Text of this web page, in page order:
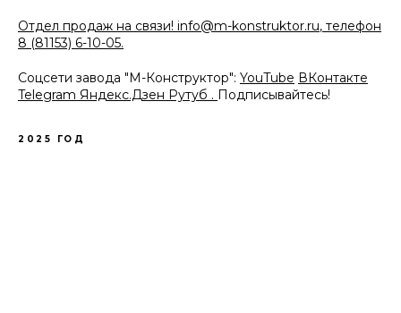
Отдел продаж на связи! info@m-konstruktor.ru, телефон
8 (81153) 6-10-05.
Соцсети завода "М-Конструктор": YouTube ВКонтакте
Telegram Яндекс.Дзен Рутуб . Подписывайтесь!
2025 ГОД